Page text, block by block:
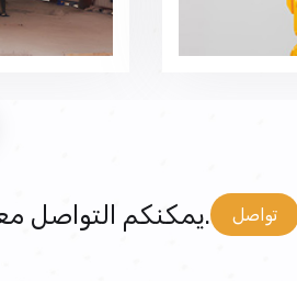
يمكنكم التواصل معنا لجميع أسئلتكم وآرائكم واقتراحاتكم. تواصل